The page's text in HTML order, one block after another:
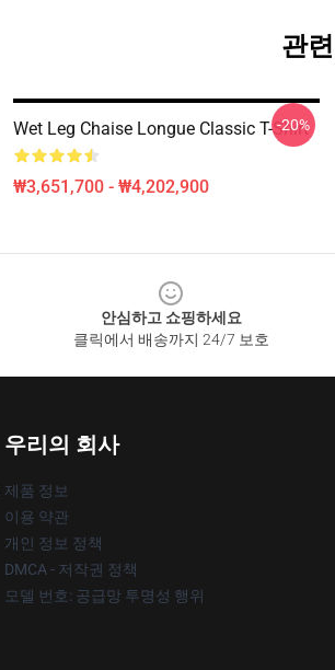
관
Wet Leg Chaise Longue Classic T-Shirt
₩3,651,700 - ₩4,202,900
-20%
안심하고 쇼핑하세요
클릭에서 배송까지 24/7 보호
우리의 회사
제품 정보
이용 약관
개인 정보 정책
DMCA - 저작권 정책
모델 번호: 공급망 투명성 행위